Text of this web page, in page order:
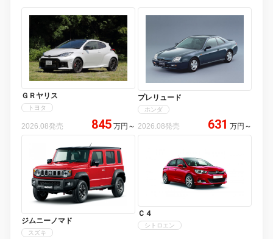
ＧＲヤリス
トヨタ
2026.08発売 845 万円 ～
プレリュード
ホンダ
2026.08発売 631 万円 ～
ジムニーノマド
スズキ
Ｃ４
シトロエン